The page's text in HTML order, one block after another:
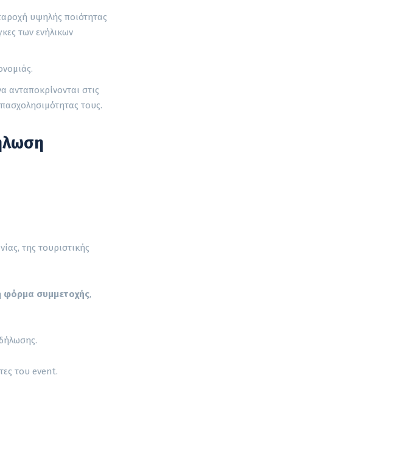
υψηλής ποιότητας
των ενήλικων
ανταποκρίνονται στις
τους.
της τουριστικής
φόρμα συμμετοχής,
του event.